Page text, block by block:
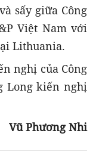
sấy giữa Công
Việt Nam với
Lithuania.
nghị của Công
Long kiến nghị
Vũ Phương Nhi